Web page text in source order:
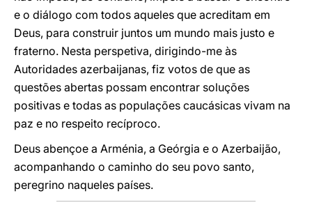
e o diálogo com todos aqueles que acreditam em
Deus, para construir juntos um mundo mais justo e
fraterno. Nesta perspetiva, dirigindo-me às
Autoridades azerbaijanas, fiz votos de que as
questões abertas possam encontrar soluções
positivas e todas as populações caucásicas vivam na
paz e no respeito recíproco.
Deus abençoe a Arménia, a Geórgia e o Azerbaijão,
acompanhando o caminho do seu povo santo,
peregrino naqueles países.